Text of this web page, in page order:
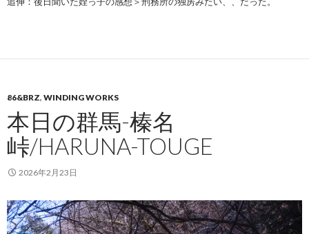
86&BRZ, WINDING WORKS
本日の群馬-榛名
峠/HARUNA-TOUGE
2026年2月23日